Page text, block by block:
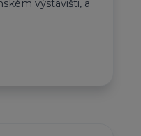
výstavišti, a